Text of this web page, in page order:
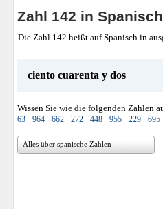
Zahl 142 in Spanisch
Die Zahl 142 heißt auf Spanisch in
ciento cuarenta y dos
Wissen Sie wie die folgenden Zahlen
63 964 662 272 448 955 229 695
Alles über spanische Zahlen